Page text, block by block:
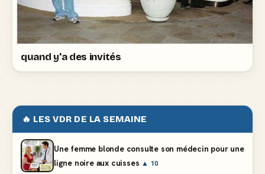
quand y'a des invités
🔥 LES VDR DE LA SEMAINE
Une femme blonde consulte son médecin pour une
ligne noire aux cuisses ▲ 10